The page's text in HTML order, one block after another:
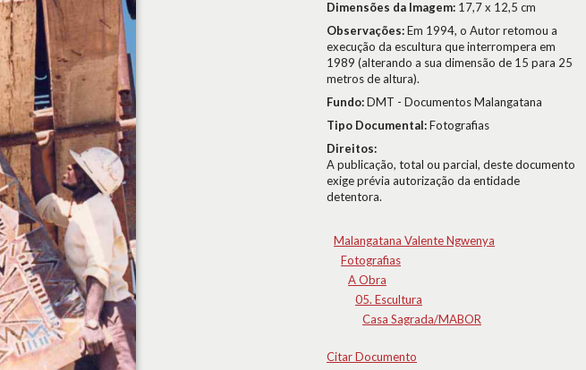
Dimensões da Imagem: 17,7 x 12,5 cm
Observações:Em 1994, o Autor retomou a
execução da escultura que interrompera em
1989 (alterando a sua dimensão de 15 para 25
metros de altura).
Fundo:DMT - Documentos Malangatana
Tipo Documental:Fotografias
Direitos:
A publicação, total ou parcial, deste documento
exige prévia autorização da entidade
detentora.
Malangatana Valente Ngwenya
Fotografias
A Obra
05. Escultura
Casa Sagrada/MABOR
Citar Documento